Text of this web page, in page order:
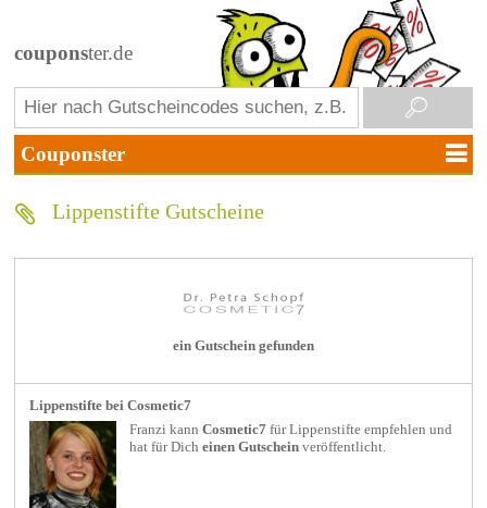
couponster.de
Lippenstifte Gutscheine
ein Gutschein gefunden
Lippenstifte bei Cosmetic7
Franzi kannCosmetic7 fürLippenstifte empfehlen und
hat für Dicheinen Gutschein veröffentlicht.